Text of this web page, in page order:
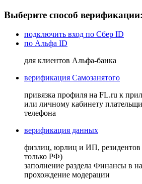
Выберите способ верификации:
подключить вход по Сбер ID
по Альфа ID
для клиентов Альфа-банка
верификация Самозанятого
привязка профиля на FL.ru к
или личному кабинету
телефона
верификация данных
физлиц, юрлиц и ИП,
только РФ)
заполнение раздела Финансы в
прохождение модерации